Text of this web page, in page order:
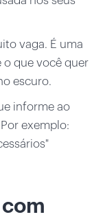
vaga. É uma
o que você quer
escuro.
informe ao
exemplo: